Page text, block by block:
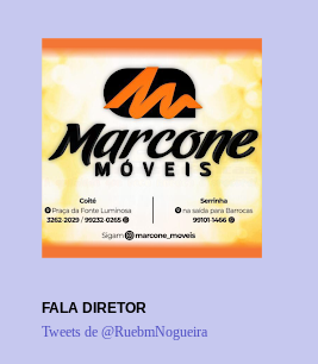
FALA DIRETOR
Tweets de @RuebmNogueira